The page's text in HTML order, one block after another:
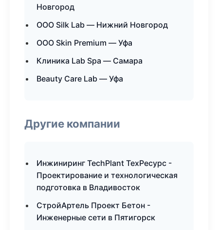
Новгород
ООО Silk Lab — Нижний Новгород
ООО Skin Premium — Уфа
Клиника Lab Spa — Самара
Beauty Care Lab — Уфа
Другие компании
Инжиниринг TechPlant ТехРесурс -
Проектирование и технологическая
подготовка в Владивосток
СтройАртель Проект Бетон -
Инженерные сети в Пятигорск